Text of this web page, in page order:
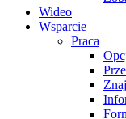
Wideo
Wsparcie
Praca